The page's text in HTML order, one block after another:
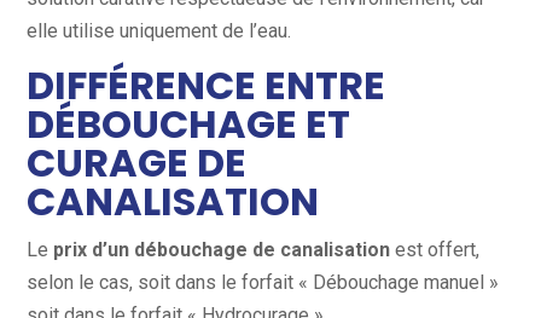
elle utilise uniquement de l’eau.
DIFFÉRENCE ENTRE
DÉBOUCHAGE ET
CURAGE DE
CANALISATION
Le prix d’un débouchage de canalisation est offert,
selon le cas, soit dans le forfait « Débouchage manuel »